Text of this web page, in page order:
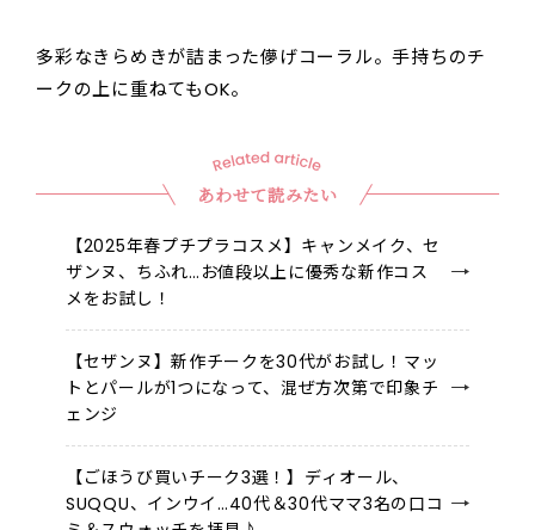
多彩なきらめきが詰まった儚げコーラル。手持ちのチ
ークの上に重ねてもOK。
あわせて読みたい
【2025年春プチプラコスメ】キャンメイク、セ
ザンヌ、ちふれ…お値段以上に優秀な新作コス
メをお試し！
【セザンヌ】新作チークを30代がお試し！マッ
トとパールが1つになって、混ぜ方次第で印象チ
ェンジ
【ごほうび買いチーク3選！】ディオール、
SUQQU、インウイ…40代＆30代ママ3名の口コ